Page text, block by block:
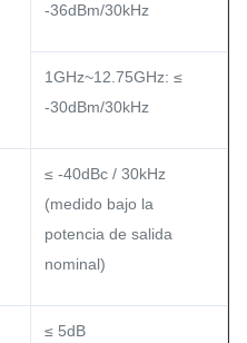
-36dBm/30kHz
1GHz~12.75GHz: ≤
-30dBm/30kHz
≤ -40dBc / 30kHz
(medido bajo la
potencia de salida
nominal)
≤ 5dB